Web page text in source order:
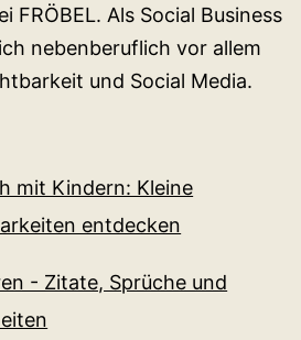
FRÖBEL. Als Social Business
nebenberuflich vor allem
und Social Media.
mit Kindern: Kleine
entdecken
- Zitate, Sprüche und